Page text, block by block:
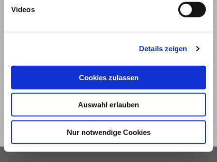
Videos
Details zeigen
Cookies zulassen
Auswahl erlauben
Nur notwendige Cookies
Datenschutz Privatsphäre